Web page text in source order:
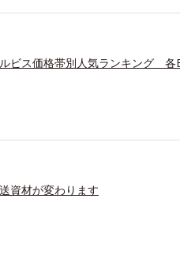
ルビス価格帯別人気ランキング 各
資材が変わります